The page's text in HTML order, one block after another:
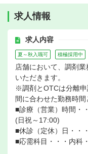
求人情報
求人内容
夏～秋入職可 積極採用中
店舗において、調剤
いただきます。
※調剤とOTCは分離
間に合わせた勤務時間
■診療（営業）時間・
(日祝～17:00)
■休診（定休）日・・
■応需科目・・・内科